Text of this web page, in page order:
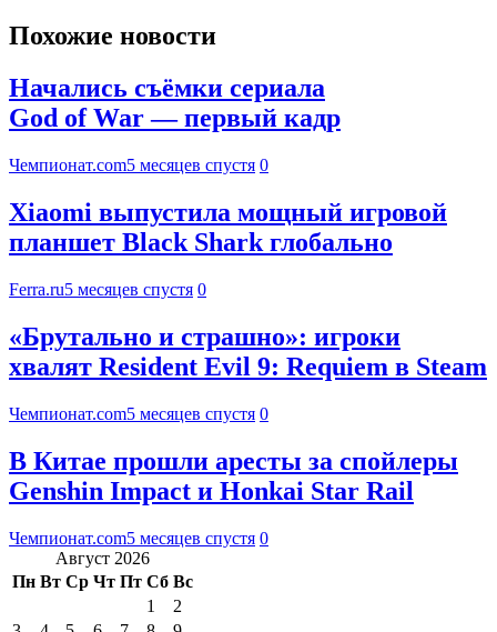
Похожие новости
Начались съёмки сериала
God of War — первый кадр
Чемпионат.com5 месяцев спустя 0
Xiaomi выпустила мощный игровой
планшет Black Shark глобально
Ferra.ru5 месяцев спустя 0
«Брутально и страшно»: игроки
хвалят Resident Evil 9: Requiem в Steam
Чемпионат.com5 месяцев спустя 0
В Китае прошли аресты за спойлеры
Genshin Impact и Honkai Star Rail
Чемпионат.com5 месяцев спустя 0
Август 2026
Пн Вт Ср Чт Пт Сб Вс
1
2